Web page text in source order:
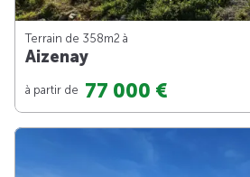
Terrain de 358m2 à
Aizenay
à partir de 77 000 €